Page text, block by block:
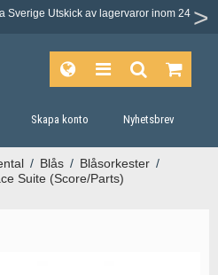
Sverige Utskick av lagervaror inom 24
Skapa konto Nyhetsbrev
/ Blås / Blåsorkester /
Suite (Score/Parts)